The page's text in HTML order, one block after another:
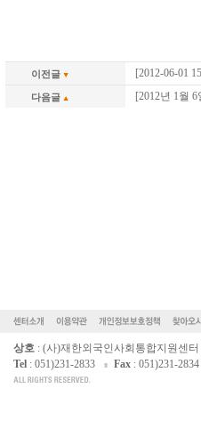
이전글 [2012-06-01
다음글 [2012년 1월
상호 : (사)재한외국인사회통합지원센터
Tel : 051)231-2833 Fax : 051)231-2834